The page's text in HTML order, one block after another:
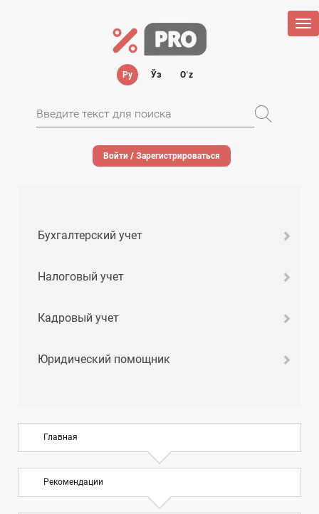
Ру Ўз Oʻz
Войти / Зарегистрироваться
Бухгалтерский учет
Налоговый учет
Кадровый учет
Юридический помощник
Главная
Рекомендации